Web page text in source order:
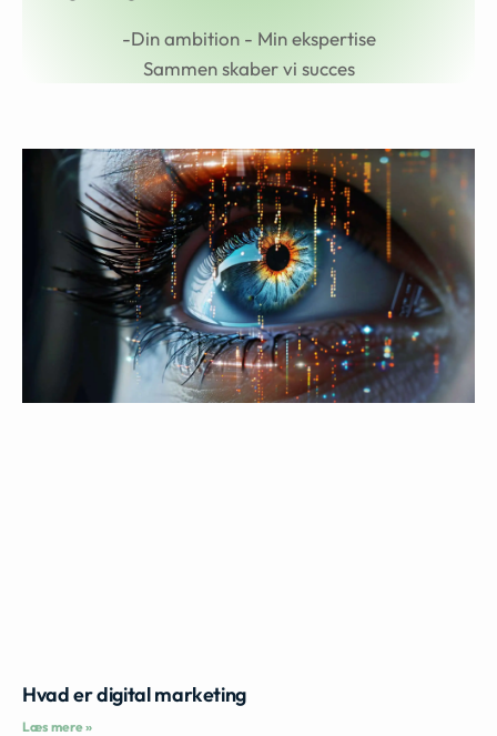
-Din ambition - Min ekspertise
Sammen skaber vi succes
Hvad er digital marketing
Læs mere »